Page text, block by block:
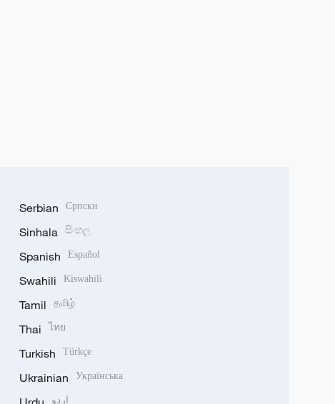
Serbian Српски
Sinhala සිංහල
Spanish Español
Swahili Kiswahili
Tamil தமிழ்
Thai ไทย
Turkish Türkçe
Ukrainian Українська
اردو